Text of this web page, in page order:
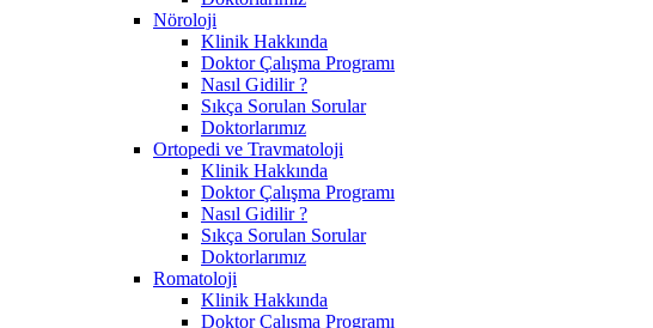
Nöroloji
Klinik Hakkında
Doktor Çalışma Programı
Nasıl Gidilir ?
Sıkça Sorulan Sorular
Doktorlarımız
Ortopedi ve Travmatoloji
Klinik Hakkında
Doktor Çalışma Programı
Nasıl Gidilir ?
Sıkça Sorulan Sorular
Doktorlarımız
Romatoloji
Klinik Hakkında
Doktor Çalışma Programı